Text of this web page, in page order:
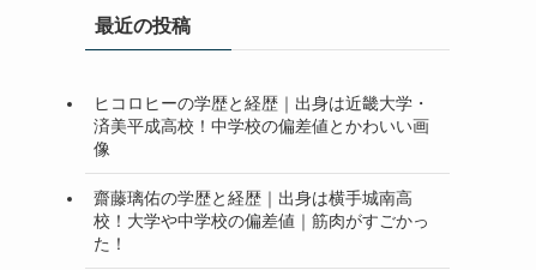
最近の投稿
ヒコロヒーの学歴と経歴｜出身は近畿大学・
済美平成高校！中学校の偏差値とかわいい画
像
齋藤璃佑の学歴と経歴｜出身は横手城南高
校！大学や中学校の偏差値｜筋肉がすごかっ
た！